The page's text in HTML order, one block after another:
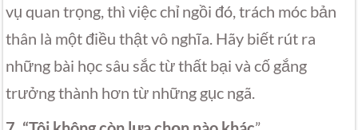
vụ quan trọng, thì việc chỉ ngồi đó, trách móc bản
thân là một điều thật vô nghĩa. Hãy biết rút ra
những bài học sâu sắc từ thất bại và cố gắng
trưởng thành hơn từ những gục ngã.